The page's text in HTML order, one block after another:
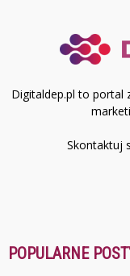
Digitaldep.pl to portal
Skontaktuj
POPULARNE